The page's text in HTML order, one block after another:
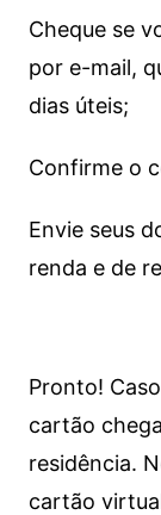
Cheque se
por e-mail,
dias úteis;
Confirme o
Envie seus
renda e de
Pronto!
cartão
residência.
cartão